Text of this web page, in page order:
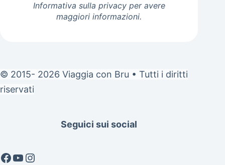
Informativa sulla privacyper avere
maggiori informazioni.
© 2015- 2026 Viaggia con Bru • Tutti i diritti
riservati
Seguici sui social
Facebook
YouTube
Instagram